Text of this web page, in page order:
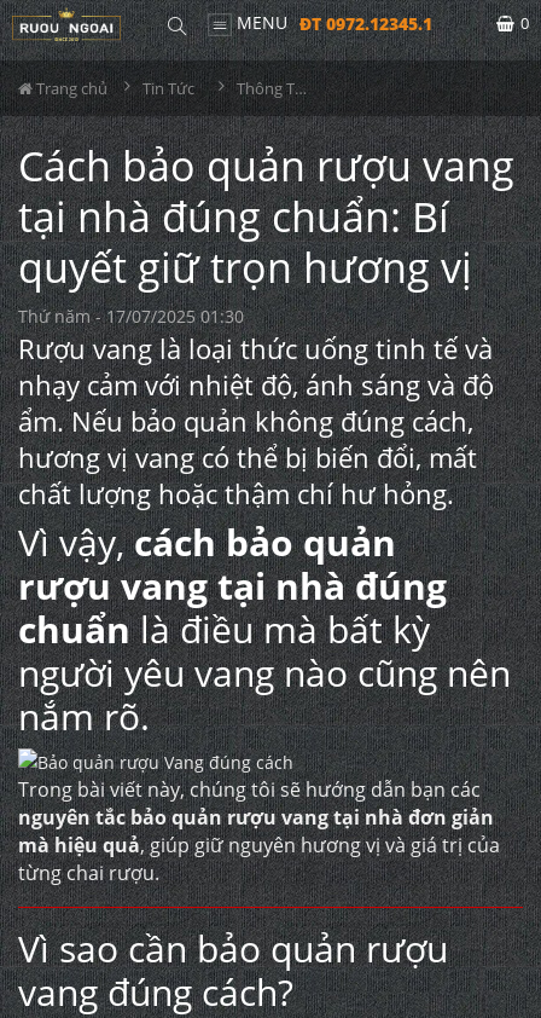
MENU ĐT 0972.12345.1 0
Trang chủ Tin Tức Thông Tin Rượu Vang
Cách bảo quản rượu vang
tại nhà đúng chuẩn: Bí
quyết giữ trọn hương vị
Thứ năm - 17/07/2025 01:30
Rượu vang là loại thức uống tinh tế và
nhạy cảm với nhiệt độ, ánh sáng và độ
ẩm. Nếu bảo quản không đúng cách,
hương vị vang có thể bị biến đổi, mất
chất lượng hoặc thậm chí hư hỏng.
Vì vậy,cách bảo quản
rượu vangtại nhà đúng
chuẩnlà điều mà bất kỳ
người yêu vang nào cũng nên
nắm rõ.
Trong bài viết này, chúng tôi sẽ hướng dẫn bạn các
nguyên tắc bảo quản rượu vang tại nhà đơn giản
mà hiệu quả, giúp giữ nguyên hương vị và giá trị của
từng chai rượu.
Vì sao cần bảo quản rượu
vang đúng cách?